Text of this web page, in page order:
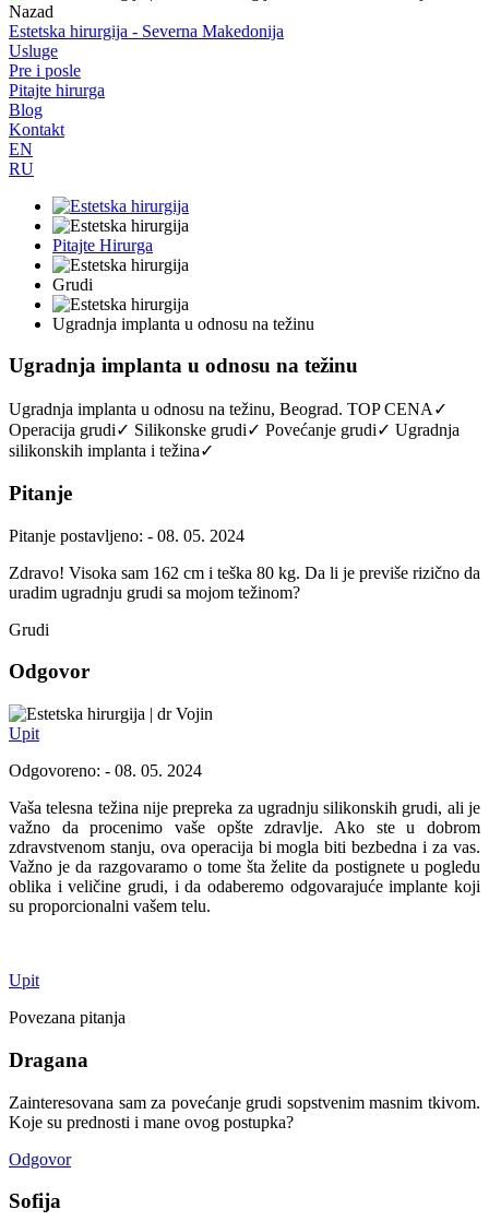
Nazad
Estetska hirurgija - Severna Makedonija
Usluge
Pre i posle
Pitajte hirurga
Blog
Kontakt
EN
RU
Pitajte Hirurga
Grudi
Ugradnja implanta u odnosu na težinu
Ugradnja implanta u odnosu na težinu
Ugradnja implanta u odnosu na težinu, Beograd. TOP CENA✓
Operacija grudi✓ Silikonske grudi✓ Povećanje grudi✓ Ugradnja
silikonskih implanta i težina✓
Pitanje
Pitanje postavljeno: - 08. 05. 2024
Zdravo! Visoka sam 162 cm i teška 80 kg. Da li je previše rizično da
uradim ugradnju grudi sa mojom težinom?
Grudi
Odgovor
dr Vojin
Upit
Odgovoreno: - 08. 05. 2024
Vaša telesna težina nije prepreka za ugradnju silikonskih grudi, ali je
važno da procenimo vaše opšte zdravlje. Ako ste u dobrom
zdravstvenom stanju, ova operacija bi mogla biti bezbedna i za vas.
Važno je da razgovaramo o tome šta želite da postignete u pogledu
oblika i veličine grudi, i da odaberemo odgovarajuće implante koji
su proporcionalni vašem telu.
Upit
Povezana pitanja
Dragana
Zainteresovana sam za povećanje grudi sopstvenim masnim tkivom.
Koje su prednosti i mane ovog postupka?
Odgovor
Sofija